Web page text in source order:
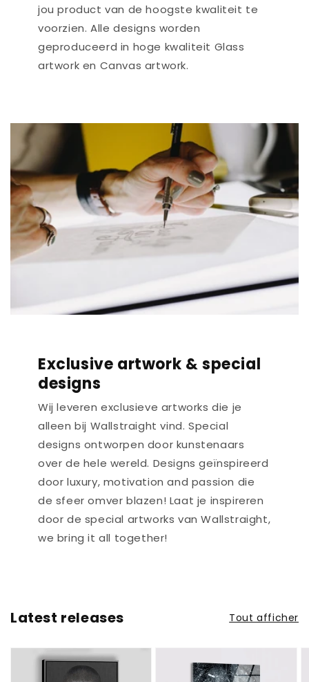
jou product van de hoogste kwaliteit te
voorzien. Alle designs worden
geproduceerd in hoge kwaliteit Glass
artwork en Canvas artwork.
Exclusive artwork & special
designs
Wij leveren exclusieve artworks die je
alleen bij Wallstraight vind. Special
designs ontworpen door kunstenaars
over de hele wereld. Designs geïnspireerd
door luxury, motivation and passion die
de sfeer omver blazen! Laat je inspireren
door de special artworks van Wallstraight,
we bring it all together!
Latest releases Tout afficher
Drake